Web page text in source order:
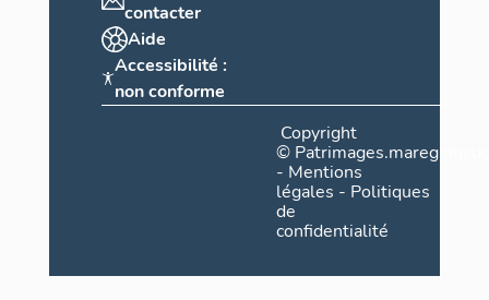
contacter
Aide
Accessibilité :
non conforme
Copyright
©
- Mentions
légales - Politiques
de
confidentialité